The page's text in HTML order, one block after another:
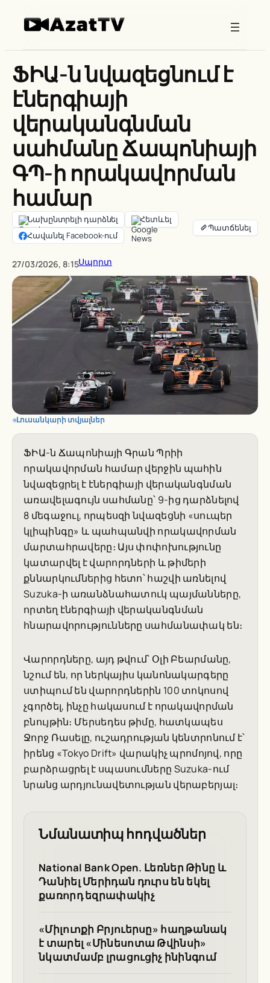
ՖԻԱ-ն նվազեցնում է
էներգիայի
վերականգնման
սահմանը Ճապոնիայի
ԳՊ-ի որակավորման
համար
Նախընտրելի դարձնել
Հետևել
Հավանել Facebook-ում
27/03/2026, 8:15Սպորտ
Լուսանկարի տվյալներ
ՖԻԱ-ն Ճապոնիայի Գրան Պրիի
որակավորման համար վերջին պահին
նվազեցրել է էներգիայի վերականգնման
առավելագույն սահմանը՝ 9-ից դարձնելով
8 մեգաջուլ, որպեսզի նվազեցնի «սուպեր
կլիպինգը» և պահպանվի որակավորման
մարտահրավերը։ Այս փոփոխությունը
կատարվել է վարորդների և թիմերի
քննարկումներից հետո՝ հաշվի առնելով
Suzuka-ի առանձնահատուկ պայմանները,
որտեղ էներգիայի վերականգնման
հնարավորությունները սահմանափակ են։
Վարորդները, այդ թվում՝ Օլի Բեարմանը,
նշում են, որ ներկայիս կանոնակարգերը
ստիպում են վարորդներին 100 տոկոսով
չգործել, ինչը հակասում է որակավորման
բնույթին։ Մերսեդես թիմը, հատկապես
Ջորջ Ռասելը, ուշադրության կենտրոնում է՝
իրենց «Tokyo Drift» վարակիչ պրոմոյով, որը
բարձրացրել է սպասումները Suzuka-ում
նրանց արդյունավետության վերաբերյալ։
Նմանատիպ հոդվածներ
National Bank Open. Լեռներ Թինը և
Դանիել Մերիդան դուրս են եկել
քառորդ եզրափակիչ
«Միլուոքի Բրյուերսը» հաղթանակ
է տարել «Մինեսոտա Թվինսի»
նկատմամբ լրացուցիչ ինինգում